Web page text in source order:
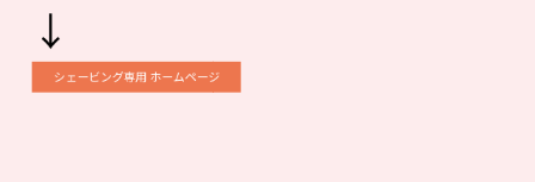
↓
シェービング専用 ホームページ